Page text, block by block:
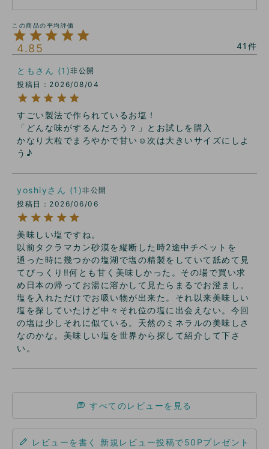
4.85 41
とも 1
非公開
投稿日
2026/08/04
すごい製法で作られているお塩！
「どんな味がするんだろう？」とお試しを購入
かなり大粒でまろやかで甘い☺️次は大きいサイズにしよ
う♪
yoshiy 1
非公開
投稿日
2026/06/06
美味しい塩ですね。
以前タクラマカン砂漠を縦断した時2途中チベットを
通った時に幾つかの塩湖で塩の精製をしていて舐めて見
てびっくり‼️何とも甘く美味しかった。その場で買い求
め日本の帰ってお湯に溶かして見たらまるでお澄まし。
塩を入れただけでお吸い物が出来た。それ以来美味しい
塩を探していたけど中々それ位の塩に出会えない。今回
の塩は少しそれに似ている。天然のミネラルの美味しさ
なのかな。美味しい塩を世界から探して紹介して下さ
い。
すべてのレビューを見る
レビューを書く